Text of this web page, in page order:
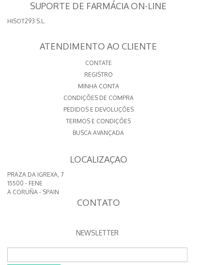
SUPORTE DE FARMÁCIA ON-LINE
HISOT293 S.L.
ATENDIMENTO AO CLIENTE
CONTATE
REGISTRO
MINHA CONTA
CONDIÇÕES DE COMPRA
PEDIDOS E DEVOLUÇÕES
TERMOS E CONDIÇÕES
BUSCA AVANÇADA
LOCALIZAÇAO
PRAZA DA IGREXA, 7
15500 - FENE
A CORUÑA - SPAIN
CONTATO
NEWSLETTER